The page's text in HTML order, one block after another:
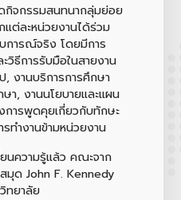
กิจกรรมสนทนากลุ่มย่อย
แต่ละหน่วยงานได้ร่วม
การณ์จริง โดยมีการ
วิธีการรับมือในสายงาน
, งานบริการการศึกษา
, งานนโยบายและแผน
การพูดคุยเกี่ยวกับทักษะ
รทำงานข้ามหน่วยงาน
นความรู้แล้ว คณะจาก
มุด John F. Kennedy
ทยาลัย